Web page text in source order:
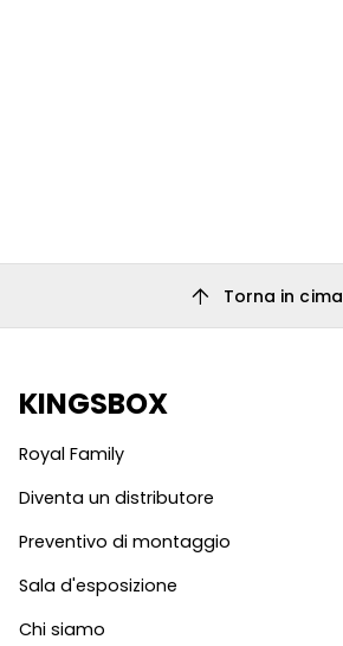
arrow_upward Torna in cima
KINGSBOX
Royal Family
Diventa un distributore
Preventivo di montaggio
Sala d'esposizione
Chi siamo